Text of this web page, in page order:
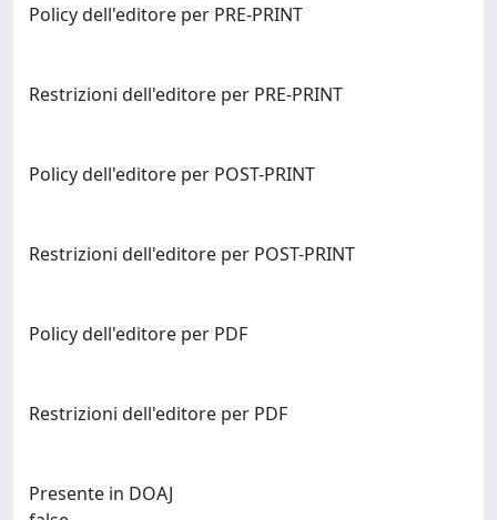
Policy dell'editore per PRE-PRINT
Restrizioni dell'editore per PRE-PRINT
Policy dell'editore per POST-PRINT
Restrizioni dell'editore per POST-PRINT
Policy dell'editore per PDF
Restrizioni dell'editore per PDF
Presente in DOAJ